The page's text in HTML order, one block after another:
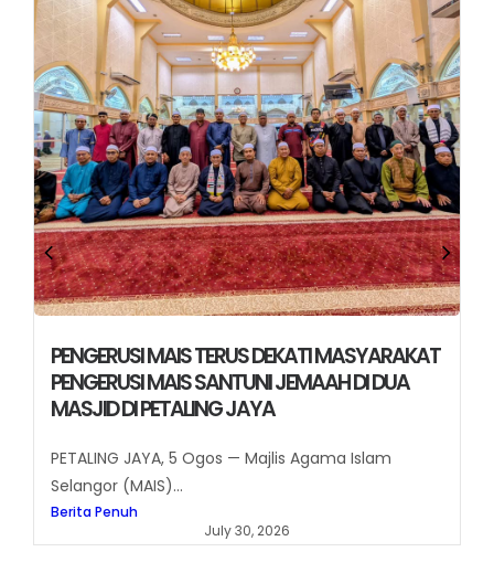
PENGERUSI MAIS TERUS DEKATI MASYARAKAT
PENGERUSI MAIS SANTUNI JEMAAH DI DUA
MASJID DI PETALING JAYA
PETALING JAYA, 5 Ogos — Majlis Agama Islam
Selangor (MAIS)...
Berita Penuh
July 30, 2026